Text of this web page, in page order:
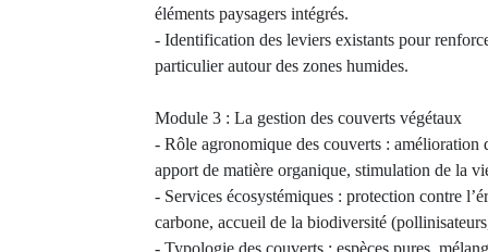
éléments paysagers intégrés.
- Identification des leviers existants pour
particulier autour des zones humides.
Module 3 : La gestion des couverts végétaux
- Rôle agronomique des couverts : amélioration
apport de matière organique, stimulation de la
- Services écosystémiques : protection contre
carbone, accueil de la biodiversité
- Typologie des couverts : espèces pures,